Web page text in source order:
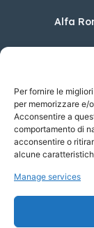
Per fornire le
per memorizzare e/
Acconsentire a
comportamento di
acconsentire o
alcune
Manage services
Alfa
Jaguar
FIAT